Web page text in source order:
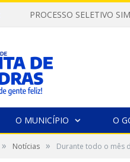
PROCESSO SELETIVO
O MUNICÍPIO O
» Notícias » Durante todo o mês